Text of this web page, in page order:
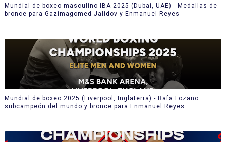
Mundial de boxeo masculino IBA 2025 (Dubai, UAE) - Medallas de
bronce para Gazimagomed Jalidov y Enmanuel Reyes
Mundial de boxeo 2025 (Liverpool, Inglaterra) - Rafa Lozano
subcampeón del mundo y bronce para Enmanuel Reyes